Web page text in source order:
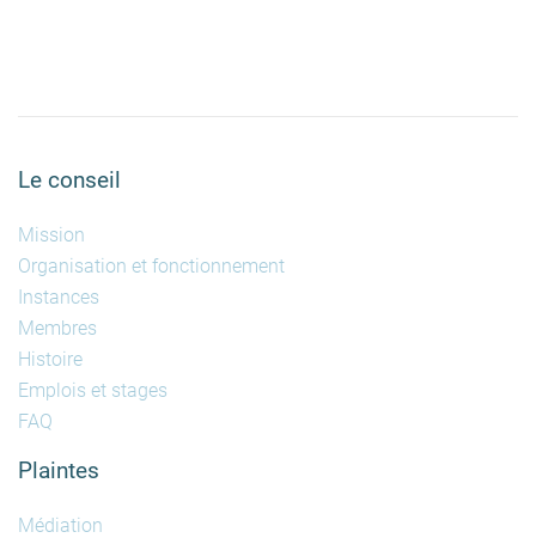
Le conseil
Mission
Organisation et fonctionnement
Instances
Membres
Histoire
Emplois et stages
FAQ
Plaintes
Médiation